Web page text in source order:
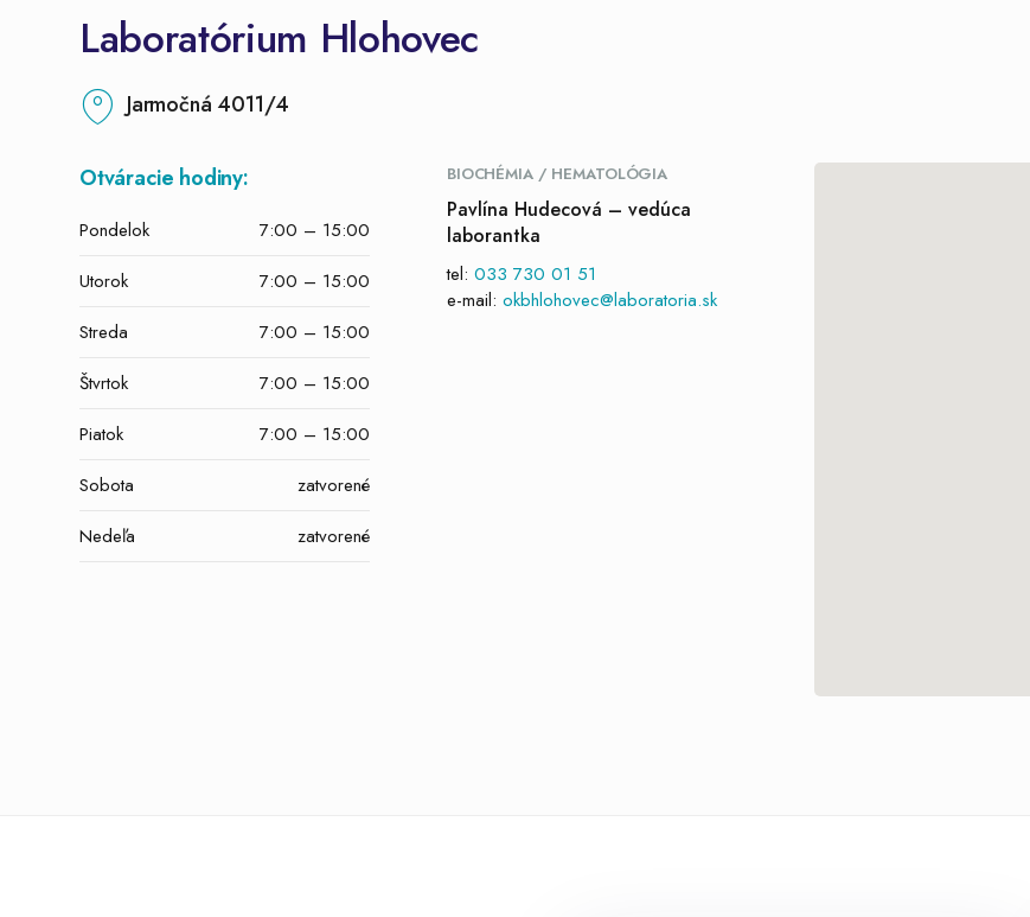
Laboratórium Hlohovec
Jarmočná 4011/4
Otváracie hodiny:
Pondelok
7:00 – 15:00
Utorok
7:00 – 15:00
Streda
7:00 – 15:00
Štvrtok
7:00 – 15:00
Piatok
7:00 – 15:00
Sobota
zatvorené
Nedeľa
zatvorené
BIOCHÉMIA / HEMATOLÓGIA
Pavlína Hudecová – vedúca
laborantka
tel: 033 730 01 51
e-mail: okbhlohovec@laboratoria.sk